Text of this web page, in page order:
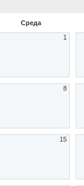
Среда
1
8
15